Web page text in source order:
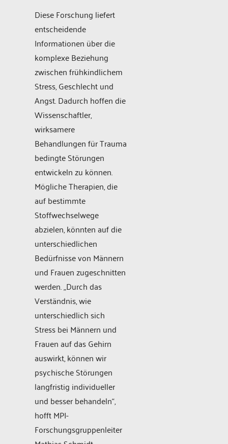
Diese Forschung liefert
entscheidende
Informationen über die
komplexe Beziehung
zwischen frühkindlichem
Stress, Geschlecht und
Angst. Dadurch hoffen die
Wissenschaftler,
wirksamere
Behandlungen für Trauma
bedingte Störungen
entwickeln zu können.
Mögliche Therapien, die
auf bestimmte
Stoffwechselwege
abzielen, könnten auf die
unterschiedlichen
Bedürfnisse von Männern
und Frauen zugeschnitten
werden. „Durch das
Verständnis, wie
unterschiedlich sich
Stress bei Männern und
Frauen auf das Gehirn
auswirkt, können wir
psychische Störungen
langfristig individueller
und besser behandeln“,
hofft MPI-
Forschungsgruppenleiter